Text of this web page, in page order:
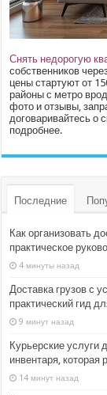
Снять недорогую
собственников
цены стартуют от
районы с метро
фото и отзывы,
договаривайтесь о
подробнее.
Последние
Как организовать
практическое
4 минуты назад
Доставка грузов с
практический гид
9 минут назад
Курьерские услуги
инвентаря, которая
14 минут назад